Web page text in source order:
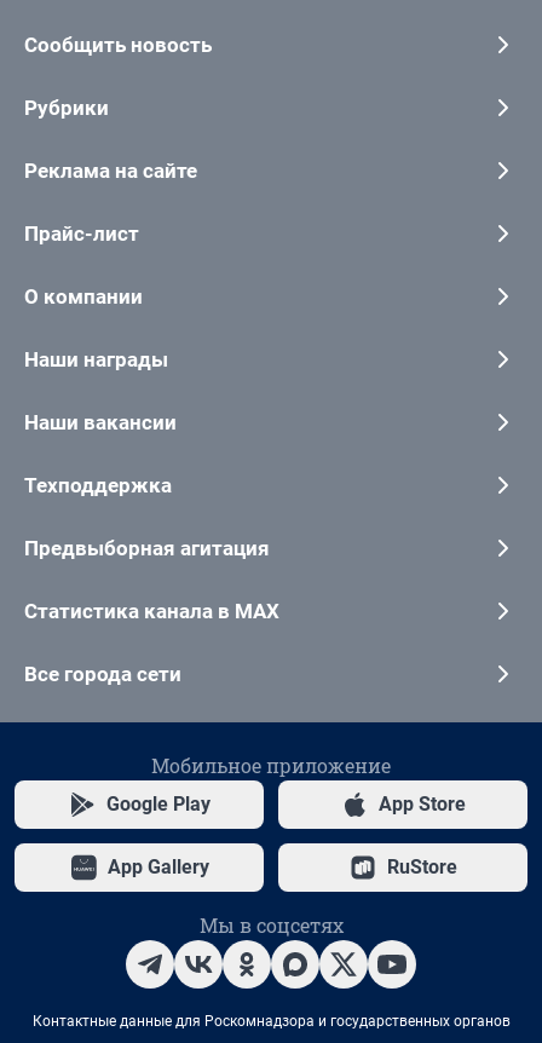
Сообщить новость
Рубрики
Реклама на сайте
Прайс-лист
О компании
Наши награды
Наши вакансии
Техподдержка
Предвыборная агитация
Статистика канала в MAX
Все города сети
Мобильное приложение
Google Play App Store
App Gallery RuStore
Мы в соцсетях
Контактные данные для Роскомнадзора и государственных органов